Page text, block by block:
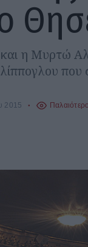
η Μυρτώ
που
2015